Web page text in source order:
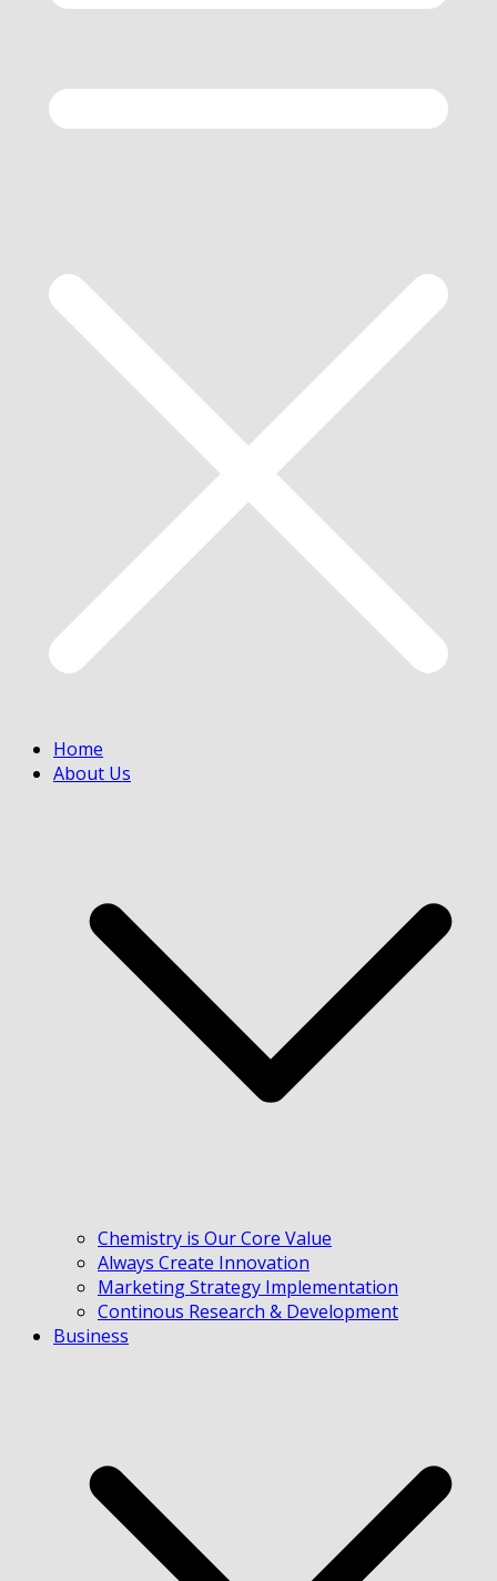
Home
About Us
Chemistry is Our Core Value
Always Create Innovation
Marketing Strategy Implementation
Continous Research & Development
Business